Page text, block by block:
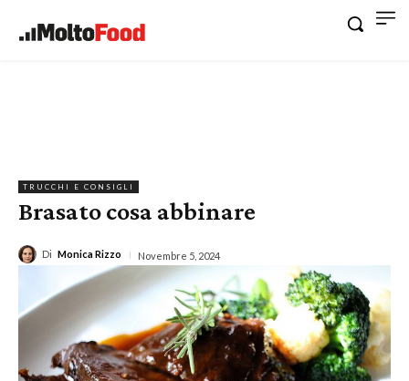
TRUCCHI E CONSIGLI
Brasato cosa abbinare
Di Monica Rizzo Novembre 5, 2024